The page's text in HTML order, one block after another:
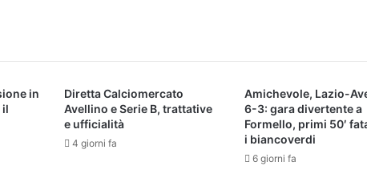
in
il
Diretta Calciomercato
Avellino e Serie B, trattative
e ufficialità
4 giorni fa
Amichevole, Lazio-
6-3: gara divertente a
Formello, primi 50′
i biancoverdi
6 giorni fa